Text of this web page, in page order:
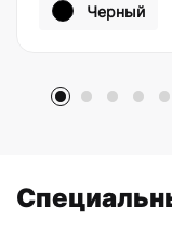
Черный